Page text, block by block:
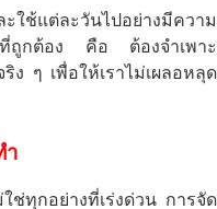
ช้แต่ละวันไปอย่างมีความ
ถูกต้อง คือ ต้องจำเพาะ
ง ๆ เพื่อให้เราไม่เผลอหลุด
ำ
ช่ทุกอย่างที่เร่งด่วน การจัด